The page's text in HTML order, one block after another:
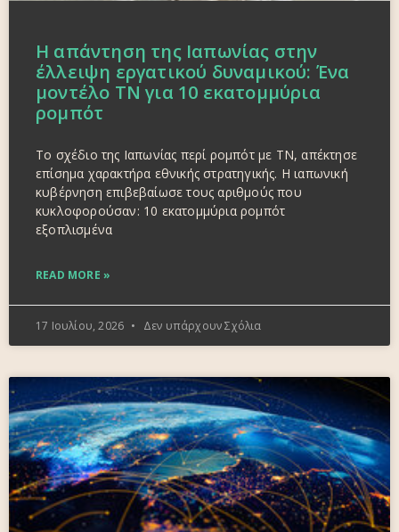
Η απάντηση της Ιαπωνίας στην
έλλειψη εργατικού δυναμικού: Ένα
μοντέλο ΤΝ για 10 εκατομμύρια
ρομπότ
Το σχέδιο της Ιαπωνίας περί ρομπότ με ΤΝ, απέκτησε
επίσημα χαρακτήρα εθνικής στρατηγικής. Η ιαπωνική
κυβέρνηση επιβεβαίωσε τους αριθμούς που
κυκλοφορούσαν: 10 εκατομμύρια ρομπότ
εξοπλισμένα
READ MORE »
17 Ιουλίου, 2026 Δεν υπάρχουν Σχόλια